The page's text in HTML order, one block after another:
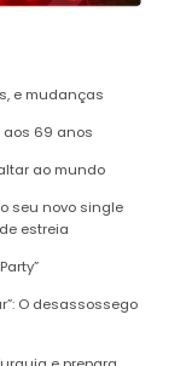
e mudanças
aos 69 anos
ao mundo
seu novo single
estreia
O desassossego